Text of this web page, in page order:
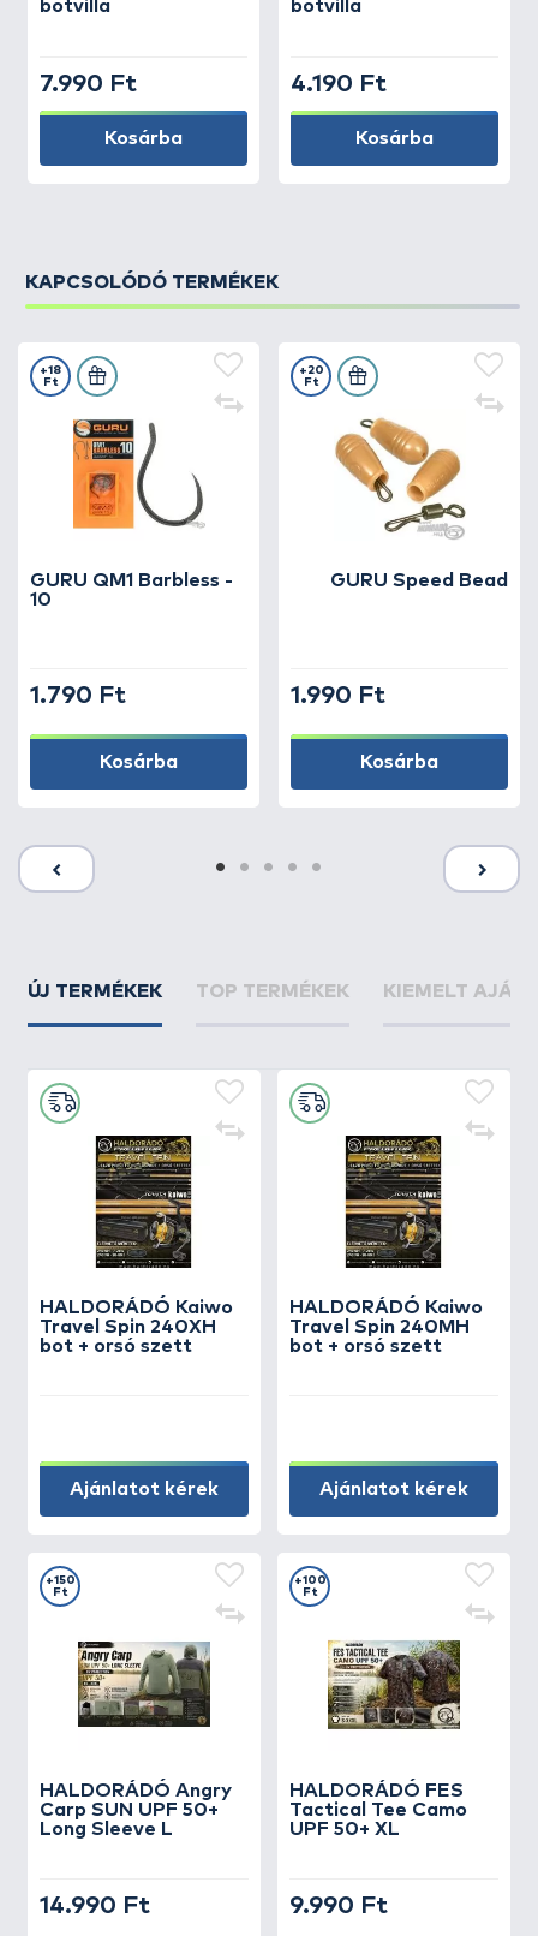
botvilla
7.990 Ft
Kosárba
botvilla
4.190 Ft
Kosárba
KAPCSOLÓDÓ TERMÉKEK
GURU QM1 Barbless -
10
+18
Ft
1.790 Ft
Kosárba
GURU Speed Bead
+20
Ft
1.990 Ft
Kosárba
ÚJ TERMÉKEK TOP TERMÉKEK KIEMELT
HALDORÁDÓ Kaiwo
Travel Spin 240XH
bot + orsó szett
Ajánlatot kérek
HALDORÁDÓ Kaiwo
Travel Spin 240MH
bot + orsó szett
Ajánlatot kérek
HALDORÁDÓ Angry
Carp SUN UPF 50+
Long Sleeve L
+150
Ft
14.990 Ft
HALDORÁDÓ FES
Tactical Tee Camo
UPF 50+ XL
+100
Ft
9.990 Ft